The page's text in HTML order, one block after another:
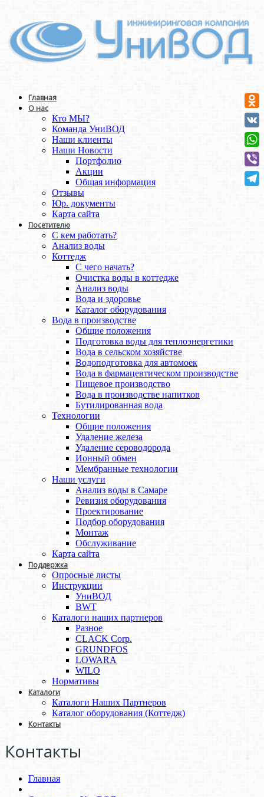
Главная
О нас
Кто МЫ?
Команда УниВОД
Наши клиенты
Наши Новости
Портфолио
Акции
Общая информация
Отзывы
Юр. документы
Карта сайта
Посетителю
С кем работать?
Анализ воды
Коттедж
С чего начать?
Очистка воды в коттедже
Анализ воды
Вода и здоровье
Каталог оборудования
Вода в производстве
Общие положения
Подготовка воды для теплоэнергетики
Вода в сельском хозяйстве
Водоподготовка для автомоек
Вода в фармацевтическом производстве
Пищевое производство
Вода в производстве напитков
Бутилированная вода
Технологии
Общие положения
Удаление железа
Удаление сероводорода
Ионный обмен
Мембранные технологии
Наши услуги
Анализ воды в Самаре
Ревизия оборудования
Проектирование
Подбор оборудования
Монтаж
Обслуживание
Карта сайта
Поддержка
Опросные листы
Инструкции
УниВОД
BWT
Каталоги наших партнеров
Разное
CLACK Corp.
GRUNDFOS
LOWARA
WILO
Нормативы
Каталоги
Каталоги Наших Партнеров
Каталог оборудования (Коттедж)
Контакты
Контакты
Главная
VK